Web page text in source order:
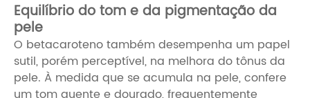
Equilíbrio do tom e da pigmentação da
pele
O betacaroteno também desempenha um papel
sutil, porém perceptível, na melhora do tônus ​​da
pele. À medida que se acumula na pele, confere